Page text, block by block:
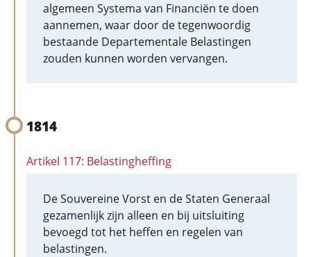
algemeen Systema van Financiën te doen
aannemen, waar door de tegenwoordig
bestaande Departementale Belastingen
zouden kunnen worden vervangen.
1814
Artikel 117: Belastingheffing
De Souvereine Vorst en de Staten Generaal
gezamenlijk zijn alleen en bij uitsluiting
bevoegd tot het heffen en regelen van
belastingen.